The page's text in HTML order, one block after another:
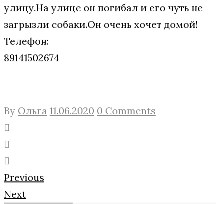
улицу.На улице он погибал и его чуть не
загрызли собаки.Он очень хочет домой!
Телефон:
89141502674
By Ольга 11.06.2020 0 Comments
Навигация
Previous
Next